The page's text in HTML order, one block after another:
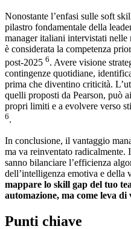
Nonostante l’enfasi sulle soft
pilastro fondamentale della
manager italiani intervistati nelle
è considerata la competenza
post-2025 6. Avere visione
contingenze quotidiane,
prima che diventino criticità.
quelli proposti da Pearson, può
propri limiti e a evolvere verso
6.
In conclusione, il vantaggio
ma va reinventato radicalmente.
sanno bilanciare l’efficienza
dell’intelligenza emotiva e della
mappare lo skill gap del tuo
automazione, ma come leva di
Punti chiave